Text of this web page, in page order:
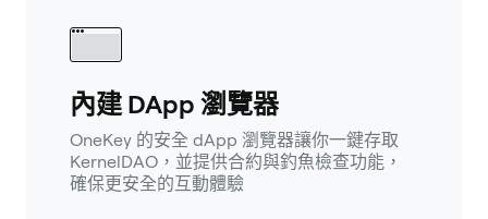
內建 DApp 瀏覽器
OneKey 的安全 dApp 瀏覽器讓你一鍵存取
KernelDAO，並提供合約與釣魚檢查功能，
確保更安全的互動體驗